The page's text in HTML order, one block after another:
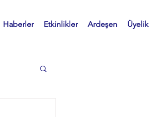
Haberler Etkinlikler Ardeşen Üyelik